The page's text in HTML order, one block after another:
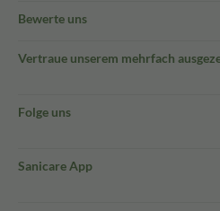
Bewerte uns
Vertraue unserem mehrfach
Folge uns
Sanicare App